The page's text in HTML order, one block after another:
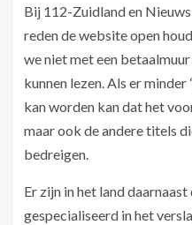
Bij 112-Zuidland en
reden de website open
we niet met een
kunnen lezen. Als er
kan worden kan dat het
maar ook de andere titels
bedreigen.
Er zijn in het land
gespecialiseerd in het